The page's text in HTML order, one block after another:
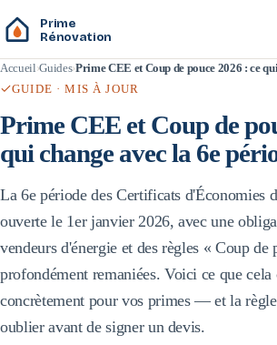
Prime
Rénovation
Accueil Guides Prime CEE et Coup de pouce 2026 : ce
GUIDE · MIS À JOUR
Prime CEE et Coup de
qui change avec la 6e
La 6e période des Certificats d'Économies
ouverte le 1er janvier 2026, avec une
vendeurs d'énergie et des règles « Coup de
profondément remaniées. Voici ce que cela
concrètement pour vos primes — et la
oublier avant de signer un devis.